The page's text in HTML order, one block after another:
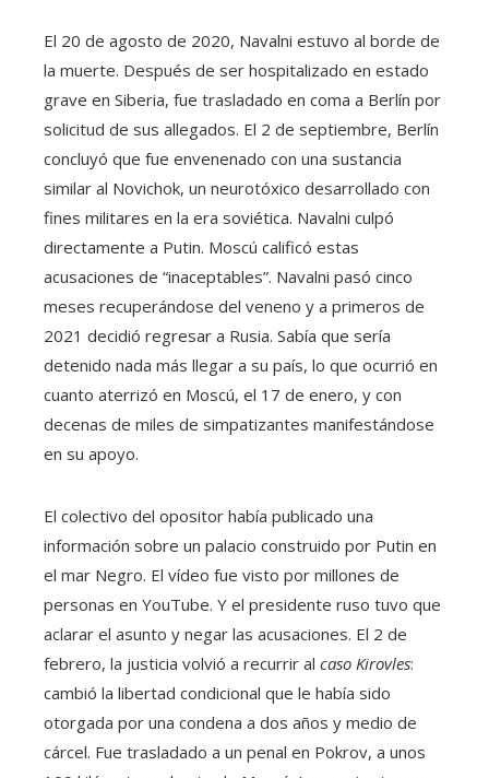
El 20 de agosto de 2020, Navalni estuvo al borde de
la muerte. Después de ser hospitalizado en estado
grave en Siberia, fue trasladado en coma a Berlín por
solicitud de sus allegados. El 2 de septiembre, Berlín
concluyó que fue envenenado con una sustancia
similar al Novichok, un neurotóxico desarrollado con
fines militares en la era soviética. Navalni culpó
directamente a Putin. Moscú calificó estas
acusaciones de “inaceptables”. Navalni pasó cinco
meses recuperándose del veneno y a primeros de
2021 decidió regresar a Rusia. Sabía que sería
detenido nada más llegar a su país, lo que ocurrió en
cuanto aterrizó en Moscú, el 17 de enero, y con
decenas de miles de simpatizantes manifestándose
en su apoyo.
El colectivo del opositor había publicado una
información sobre un palacio construido por Putin en
el mar Negro. El vídeo fue visto por millones de
personas en YouTube. Y el presidente ruso tuvo que
aclarar el asunto y negar las acusaciones. El 2 de
febrero, la justicia volvió a recurrir al caso Kirovles:
cambió la libertad condicional que le había sido
otorgada por una condena a dos años y medio de
cárcel. Fue trasladado a un penal en Pokrov, a unos